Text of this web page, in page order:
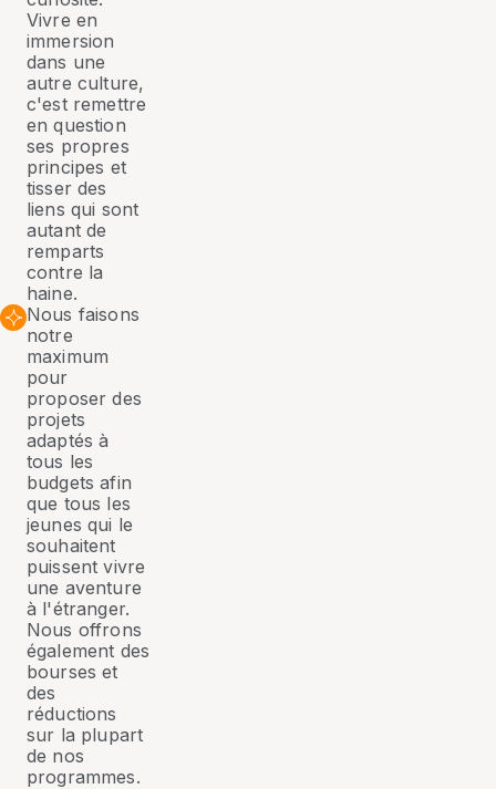
Vivre en
immersion
dans une
autre culture,
c'est remettre
en question
ses propres
principes et
tisser des
liens qui sont
autant de
remparts
contre la
haine.
Nous faisons
notre
maximum
pour
proposer des
projets
adaptés à
tous les
budgets afin
que tous les
jeunes qui le
souhaitent
puissent vivre
une aventure
à l'étranger.
Nous offrons
également des
bourses et
des
réductions
sur la plupart
de nos
programmes.